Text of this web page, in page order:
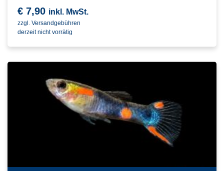
€ 7,90 inkl. MwSt.
zzgl. Versandgebühren
derzeit nicht vorrätig